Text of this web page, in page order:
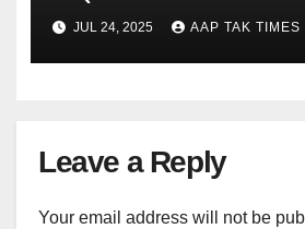
JUL 24, 2025 AAP TAK TIMES
Leave a Reply
Your email address will not be